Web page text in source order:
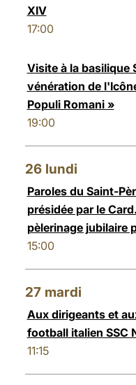
XIV
17:00
Visite à la basilique
vénération de
Populi Romani »
19:00
26 lundi
Paroles du Saint-
présidée par le
pèlerinage jubilaire
15:00
27 mardi
Aux dirigeants et
football italien SSC
11:15